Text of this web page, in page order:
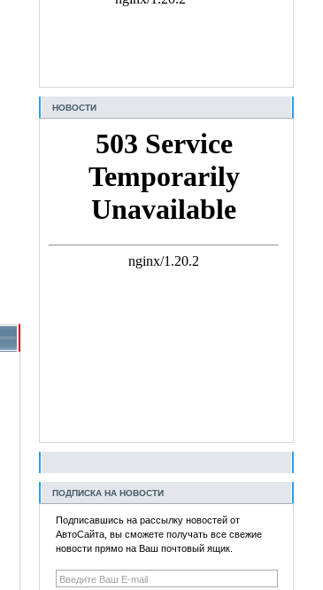
НОВОСТИ
ПОДПИСКА НА НОВОСТИ
Подписавшись на рассылку новостей от
АвтоСайта, вы сможете получать все свежие
новости прямо на Ваш почтовый ящик.